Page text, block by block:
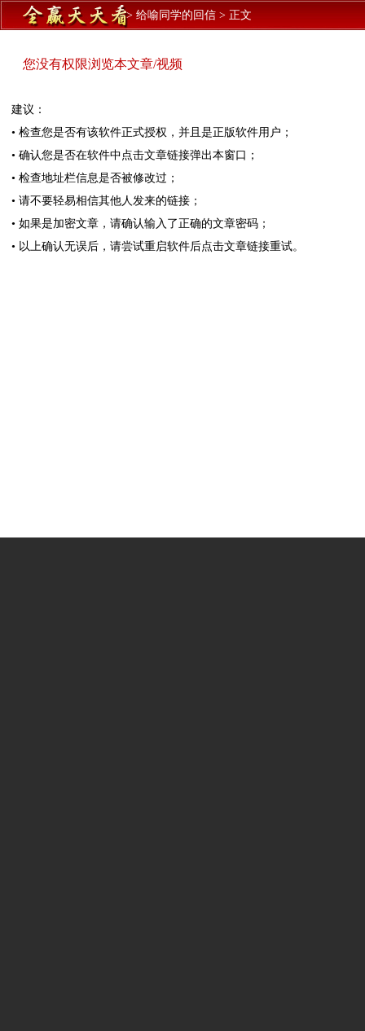
> 给喻同学的回信 > 正文
您没有权限浏览本文章/视频
建议：
• 检查您是否有该软件正式授权，并且是正版软件用户；
• 确认您是否在软件中点击文章链接弹出本窗口；
• 检查地址栏信息是否被修改过；
• 请不要轻易相信其他人发来的链接；
• 如果是加密文章，请确认输入了正确的文章密码；
• 以上确认无误后，请尝试重启软件后点击文章链接重试。